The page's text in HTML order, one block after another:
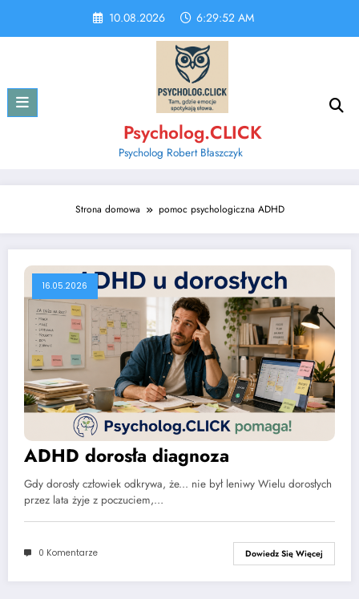
content
10.08.2026 6:29:53 AM
Psycholog.CLICK
Psycholog Robert Błaszczyk
Strona domowa pomoc psychologiczna ADHD
16.05.2026
ADHD dorosła diagnoza
Gdy dorosły człowiek odkrywa, że... nie był leniwy Wielu dorosłych
przez lata żyje z poczuciem,…
0 Komentarze Dowiedz Się Więcej